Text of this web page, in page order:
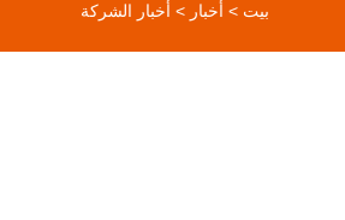
بيت > أخبار > أخبار الشركة